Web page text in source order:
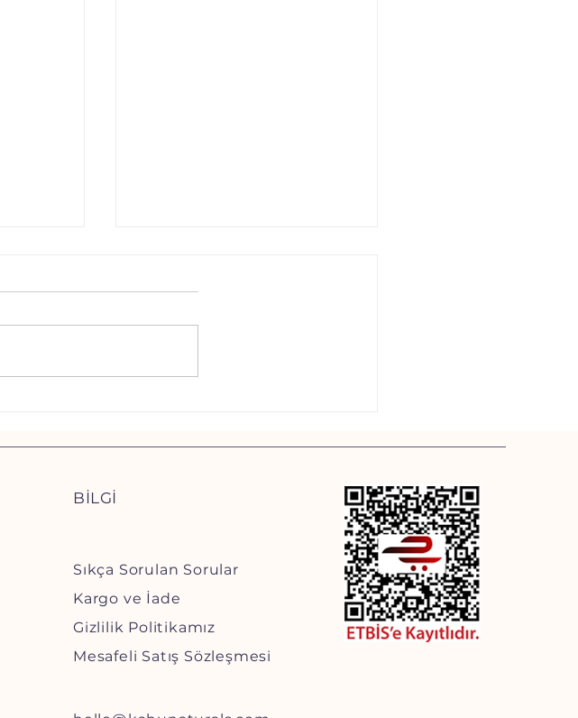
BİLGİ
Sıkça Sorulan Sorular
Kargo ve İade
Gizlilik Politikamız
Mesafeli Satış Sözleşmesi